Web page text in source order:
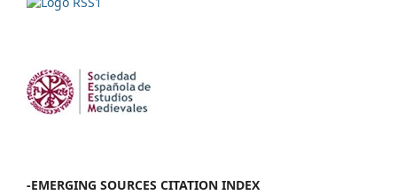
-EMERGING SOURCES CITATION INDEX